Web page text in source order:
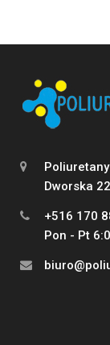
Dworska
+516 170
Pon - Pt